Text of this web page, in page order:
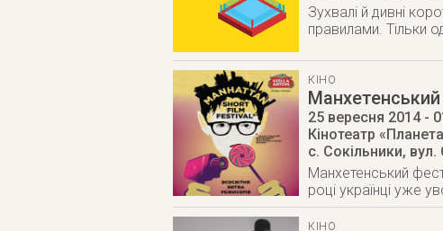
Зухвалі й дивні
правилами. Тільки
КІНО
25 вересня 2014-
Кінотеатр
с. Сокільники, вул.
Манхетенський
році українці уже
КІНО